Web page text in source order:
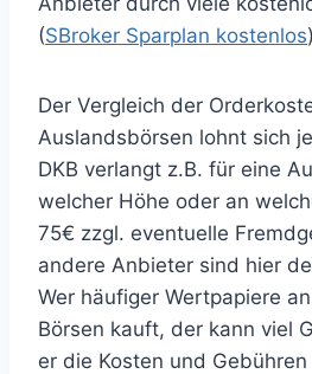
(SBroker Sparplan kostenlos)
Der Vergleich der
Auslandsbörsen lohnt sich
DKB verlangt z.B. für eine
welcher Höhe oder an
75€ zzgl. eventuelle
andere Anbieter sind hier
Wer häufiger Wertpapiere
Börsen kauft, der kann viel
er die Kosten und